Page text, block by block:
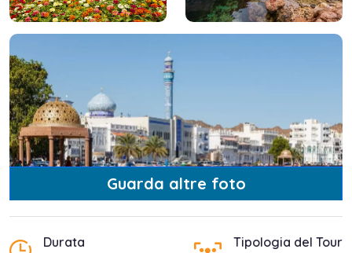
Guarda altre foto
Durata Tipologia del Tour